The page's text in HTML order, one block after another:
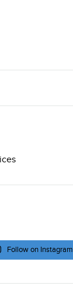
Follow on Instagram